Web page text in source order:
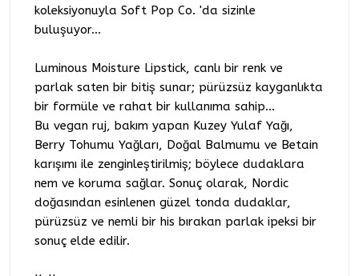
koleksiyonuyla Soft Pop Co. 'da sizinle
buluşuyor...
Luminous Moisture Lipstick, canlı bir renk ve
parlak saten bir bitiş sunar; pürüzsüz kayganlıkta
bir formüle ve rahat bir kullanıma sahip...
Bu vegan ruj, bakım yapan Kuzey Yulaf Yağı,
Berry Tohumu Yağları, Doğal Balmumu ve Betain
karışımı ile zenginleştirilmiş; böylece dudaklara
nem ve koruma sağlar. Sonuç olarak, Nordic
doğasından esinlenen güzel tonda dudaklar,
pürüzsüz ve nemli bir his bırakan parlak ipeksi bir
sonuç elde edilir.